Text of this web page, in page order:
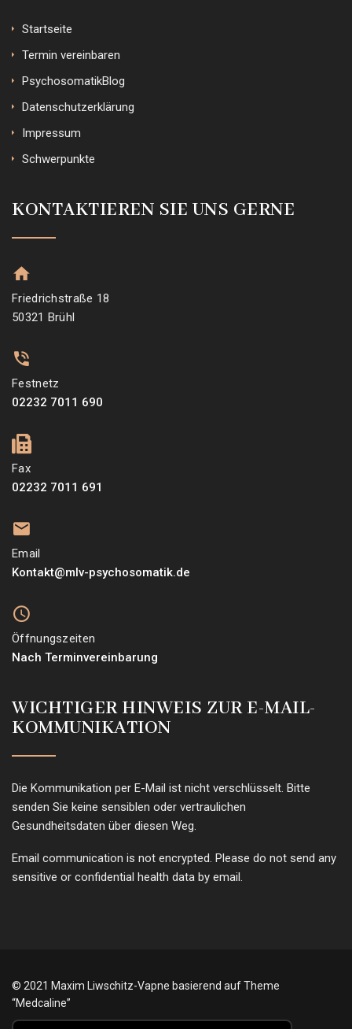
Startseite
Termin vereinbaren
PsychosomatikBlog
Datenschutzerklärung
Impressum
Schwerpunkte
KONTAKTIEREN SIE UNS GERNE
Friedrichstraße 18
50321 Brühl
Festnetz
02232 7011 690
Fax
02232 7011 691
Email
Kontakt@mlv-psychosomatik.de
Öffnungszeiten
Nach Terminvereinbarung
WICHTIGER HINWEIS ZUR E-MAIL-
KOMMUNIKATION
Die Kommunikation per E-Mail ist nicht verschlüsselt. Bitte
senden Sie keine sensiblen oder vertraulichen
Gesundheitsdaten über diesen Weg.
Email communication is not encrypted. Please do not send any
sensitive or confidential health data by email.
© 2021 Maxim Liwschitz-Vapne basierend auf Theme
“Medcaline”